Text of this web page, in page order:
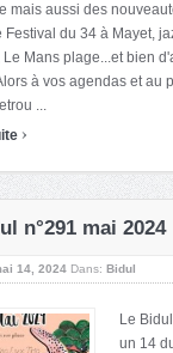
mais aussi des
Festival du 34 à Mayet,
Mans plage...et bien
à vos agendas et au
...
›
n°291 mai 2024
14, 2024 Dans: Bidul
Le
un 14